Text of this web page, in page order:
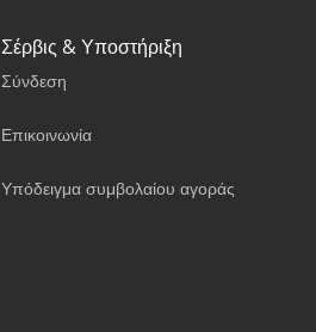
Σέρβις & Υποστήριξη
Σύνδεση
Επικοινωνία
Υπόδειγμα συμβολαίου αγοράς